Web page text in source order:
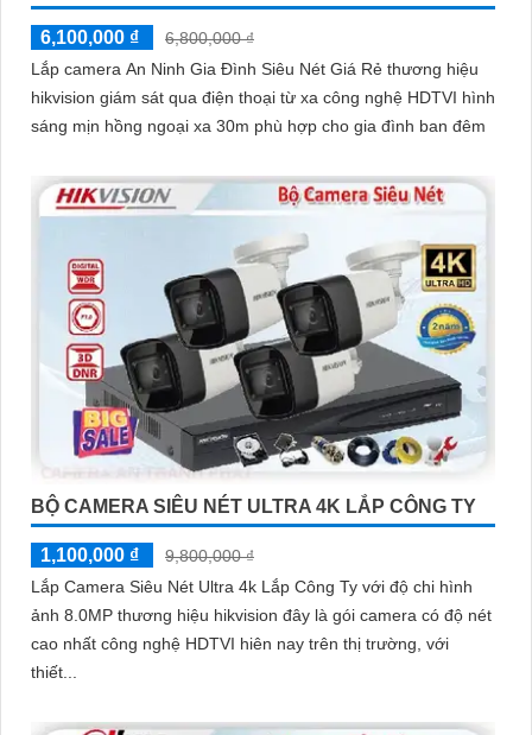
6,100,000 ₫
6,800,000 ₫
Lắp camera An Ninh Gia Đình Siêu Nét Giá Rẻ thương hiệu
hikvision giám sát qua điện thoại từ xa công nghệ HDTVI hình
sáng mịn hồng ngoại xa 30m phù hợp cho gia đình ban đêm
BỘ CAMERA SIÊU NÉT ULTRA 4K LẮP CÔNG TY
1,100,000 ₫
9,800,000 ₫
Lắp Camera Siêu Nét Ultra 4k Lắp Công Ty với độ chi hình
ảnh 8.0MP thương hiệu hikvision đây là gói camera có độ nét
cao nhất công nghệ HDTVI hiên nay trên thị trường, với
thiết...